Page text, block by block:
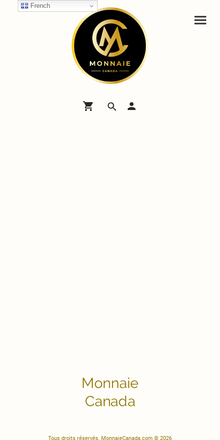
Monnaie
Canada
Tous droits réservés. MonnaieCanada.com © 2026
French